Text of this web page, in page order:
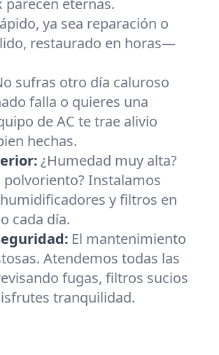
eternas.
ya sea reparación o
restaurado en horas—
sufras otro día caluroso
falla o quieres una
de AC te trae alivio
hechas.
¿Humedad muy alta?
polvoriento? Instalamos
y filtros en
cada día.
El mantenimiento
Atendemos todas las
fugas, filtros sucios
tranquilidad.